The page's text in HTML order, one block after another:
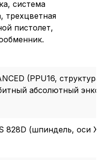
система
трехцветная
пистолет,
(PPU16,
абсолютный
828D (шпиндель, оси X,